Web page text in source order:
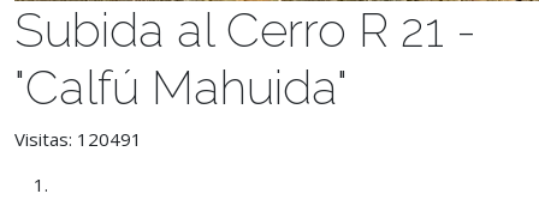
Subida al Cerro R 21 -
"Calfú Mahuida"
Visitas: 120491